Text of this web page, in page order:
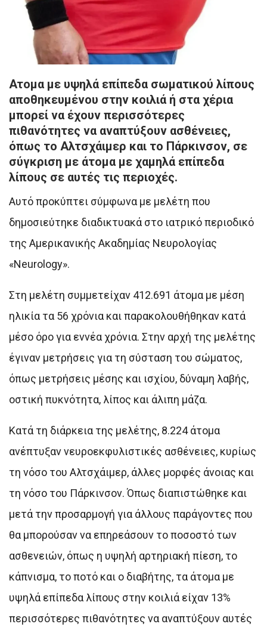
Ατομα με υψηλά επίπεδα σωματικού λίπους
αποθηκευμένου στην κοιλιά ή στα χέρια
μπορεί να έχουν περισσότερες
πιθανότητες να αναπτύξουν ασθένειες,
όπως το Αλτσχάιμερ και το Πάρκινσον, σε
σύγκριση με άτομα με χαμηλά επίπεδα
λίπους σε αυτές τις περιοχές.
Αυτό προκύπτει σύμφωνα με μελέτη που
δημοσιεύτηκε διαδικτυακά στο ιατρικό περιοδικό
της Αμερικανικής Ακαδημίας Νευρολογίας
«Neurology».
Στη μελέτη συμμετείχαν 412.691 άτομα με μέση
ηλικία τα 56 χρόνια και παρακολουθήθηκαν κατά
μέσο όρο για εννέα χρόνια. Στην αρχή της μελέτης
έγιναν μετρήσεις για τη σύσταση του σώματος,
όπως μετρήσεις μέσης και ισχίου, δύναμη λαβής,
οστική πυκνότητα, λίπος και άλιπη μάζα.
Κατά τη διάρκεια της μελέτης, 8.224 άτομα
ανέπτυξαν νευροεκφυλιστικές ασθένειες, κυρίως
τη νόσο του Αλτσχάιμερ, άλλες μορφές άνοιας και
τη νόσο του Πάρκινσον. Όπως διαπιστώθηκε και
μετά την προσαρμογή για άλλους παράγοντες που
θα μπορούσαν να επηρεάσουν το ποσοστό των
ασθενειών, όπως η υψηλή αρτηριακή πίεση, το
κάπνισμα, το ποτό και ο διαβήτης, τα άτομα με
υψηλά επίπεδα λίπους στην κοιλιά είχαν 13%
περισσότερες πιθανότητες να αναπτύξουν αυτές